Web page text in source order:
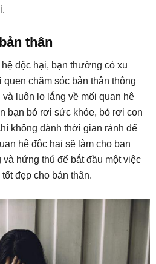
thân
độc hại, bạn thường có xu
chăm sóc bản thân thông
luôn lo lắng về mối quan hệ
bạn bỏ rơi sức khỏe, bỏ rơi con
không dành thời gian rảnh để
hệ độc hại sẽ làm cho bạn
hứng thú để bắt đầu một việc
đẹp cho bản thân.